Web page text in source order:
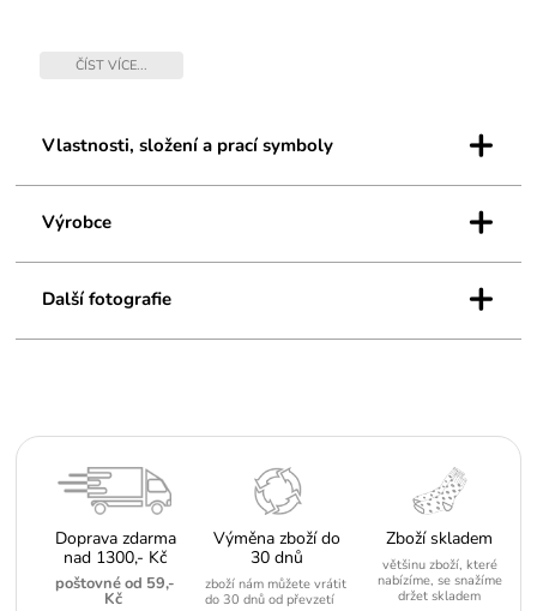
ČÍST VÍCE...
Vlastnosti, složení a prací symboly +
Výrobce +
Další fotografie +
Doprava zdarma
nad 1300,- Kč
poštovné od 59,-
Kč
Výměna zboží do
30 dnů
zboží nám můžete vrátit
do 30 dnů od převzetí
Zboží skladem
většinu zboží, které
nabízíme, se snažíme
držet skladem